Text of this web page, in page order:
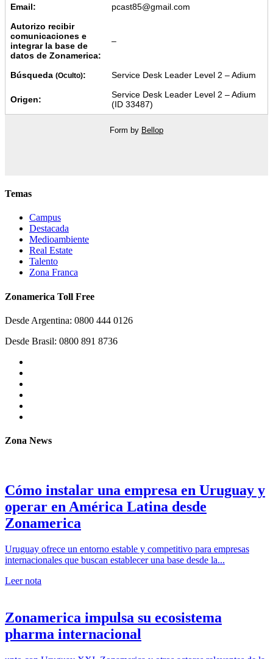
Email:
pcast85@gmail.com
Autorizo recibir
comunicaciones e
integrar la base de
datos de Zonamerica:
–
Búsqueda (Oculto): Service Desk Leader Level 2 – Adium
Origen:
Service Desk Leader Level 2 – Adium
(ID 33487)
Form by Bellop
Temas
Campus
Destacada
Medioambiente
Real Estate
Talento
Zona Franca
Zonamerica Toll Free
Desde Argentina: 0800 444 0126
Desde Brasil: 0800 891 8736
Zona News
Cómo instalar una empresa en Uruguay y
operar en América Latina desde
Zonamerica
Uruguay ofrece un entorno estable y competitivo para empresas
internacionales que buscan establecer una base desde la...
Leer nota
Zonamerica impulsa su ecosistema
pharma internacional